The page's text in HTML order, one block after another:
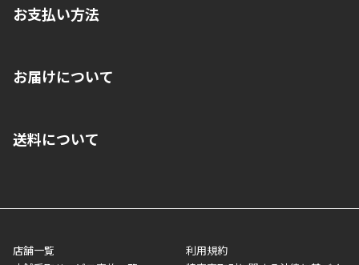
お支払い方法
いいただくことはできません。ご了承ください。
■代金引換(代引)※手数料がかかります
■商品によっては一部決済方法が使用できない場合がございま
お届けについて
ご注文が確認出来次第、1～4営業日に発送いたします。「お取り
業日にてお引渡しとなります。(離島などの場合、例外もあります)
メーカー直送品など一部商品については、その他商品との購入に
制限がかかる場合がございます。また発送日についても、通常と
送料について
店舗一覧
利用規約